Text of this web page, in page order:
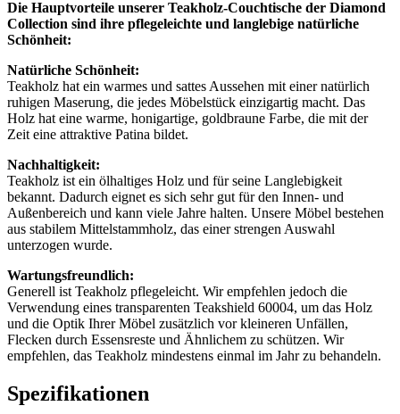
Die Hauptvorteile unserer Teakholz-Couchtische der Diamond
Collection sind ihre pflegeleichte und langlebige natürliche
Schönheit:
Natürliche Schönheit:
Teakholz hat ein warmes und sattes Aussehen mit einer natürlich
ruhigen Maserung, die jedes Möbelstück einzigartig macht. Das
Holz hat eine warme, honigartige, goldbraune Farbe, die mit der
Zeit eine attraktive Patina bildet.
Nachhaltigkeit:
Teakholz ist ein ölhaltiges Holz und für seine Langlebigkeit
bekannt. Dadurch eignet es sich sehr gut für den Innen- und
Außenbereich und kann viele Jahre halten. Unsere Möbel bestehen
aus stabilem Mittelstammholz, das einer strengen Auswahl
unterzogen wurde.
Wartungsfreundlich:
Generell ist Teakholz pflegeleicht. Wir empfehlen jedoch die
Verwendung eines transparenten Teakshield 60004, um das Holz
und die Optik Ihrer Möbel zusätzlich vor kleineren Unfällen,
Flecken durch Essensreste und Ähnlichem zu schützen. Wir
empfehlen, das Teakholz mindestens einmal im Jahr zu behandeln.
Spezifikationen